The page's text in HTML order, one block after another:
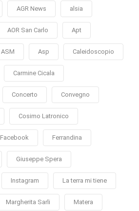
AGR News alsia
AOR San Carlo Apt
ASM Asp Caleidoscopio
Carmine Cicala
Concerto Convegno
Cosimo Latronico
Facebook Ferrandina
Giuseppe Spera
Instagram La terra mi tiene
Margherita Sarli Matera